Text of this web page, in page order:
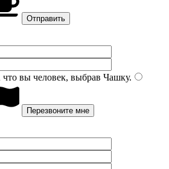
вы человек, выбрав Чашку.